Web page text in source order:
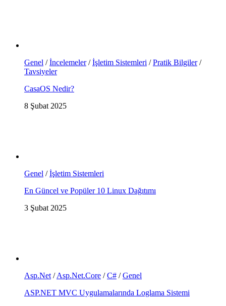
Genel /İncelemeler/İşletim Sistemleri /Pratik Bilgiler/
Tavsiyeler
CasaOS Nedir?
8 Şubat 2025
Genel /İşletim Sistemleri
En Güncel ve Popüler 10 Linux Dağıtımı
3 Şubat 2025
Asp.Net /Asp.Net.Core /C# /Genel
ASP.NET MVC Uygulamalarında Loglama Sistemi